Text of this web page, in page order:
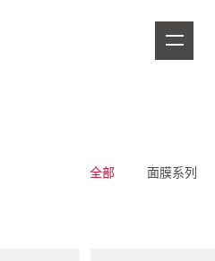
全部 面膜系列